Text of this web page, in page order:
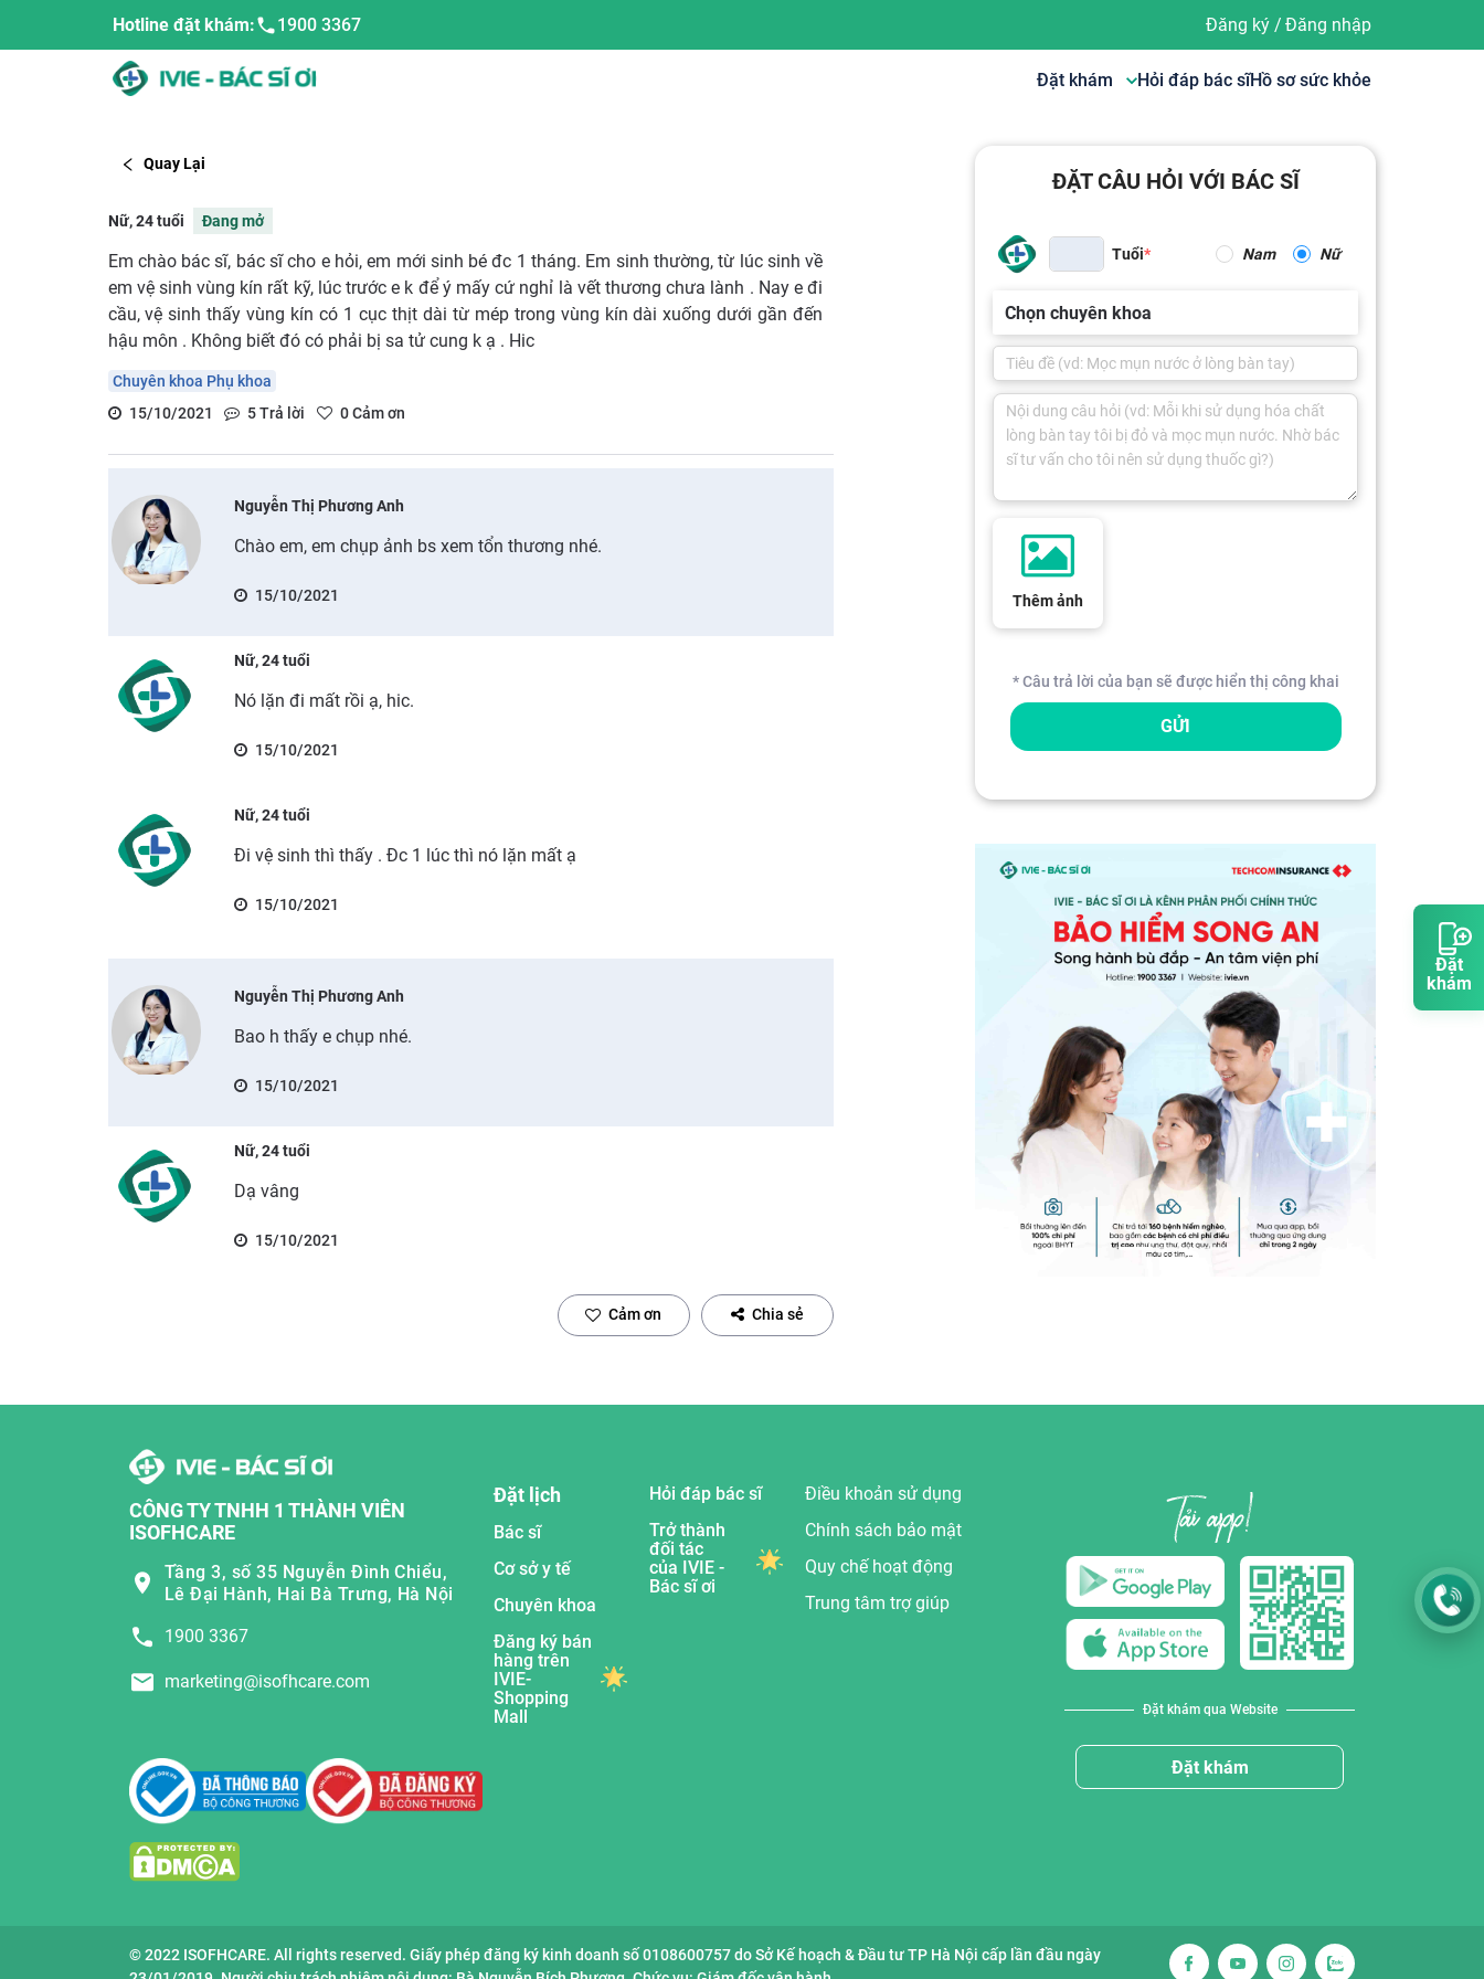
Đặt
khám
Hotline đặt khám: 1900 3367 Đăng ký/ Đăng nhập
Đặt khám Hỏi đáp bác sĩHồ sơ sức khỏe
Quay Lại
Nữ, 24 tuổi Đang mở
Em chào bác sĩ, bác sĩ cho e hỏi, em mới sinh bé đc 1 tháng. Em sinh thường, từ lúc sinh về
em vệ sinh vùng kín rất kỹ, lúc trước e k để ý mấy cứ nghỉ là vết thương chưa lành . Nay e đi
cầu, vệ sinh thấy vùng kín có 1 cục thịt dài từ mép trong vùng kín dài xuống dưới gần đến
hậu môn . Không biết đó có phải bị sa tử cung k ạ . Hic
Chuyên khoa Phụ khoa
15/10/2021
5Trả lời 0Cảm ơn
Nguyễn Thị Phương Anh
Chào em, em chụp ảnh bs xem tổn thương nhé.
15/10/2021
Nữ, 24 tuổi
Nó lặn đi mất rồi ạ, hic.
15/10/2021
Nữ, 24 tuổi
Đi vệ sinh thì thấy . Đc 1 lúc thì nó lặn mất ạ
15/10/2021
Nguyễn Thị Phương Anh
Bao h thấy e chụp nhé.
15/10/2021
Nữ, 24 tuổi
Dạ vâng
15/10/2021
Cảm ơn Chia sẻ
ĐẶT CÂU HỎI VỚI BÁC SĨ
Tuổi Nam Nữ
Chọn chuyên khoa
Thêm ảnh
* Câu trả lời của bạn sẽ được hiển thị công khai
GỬI
CÔNG TY TNHH 1 THÀNH VIÊN
ISOFHCARE
Tầng 3, số 35 Nguyễn Đình Chiểu,
Lê Đại Hành, Hai Bà Trưng, Hà Nội
1900 3367
marketing@isofhcare.com
Đặt lịch
Bác sĩ
Cơ sở y tế
Chuyên khoa
Đăng ký bán
hàng trên
IVIE-
Shopping
Mall
Hỏi đáp bác sĩ
Trở thành
đối tác
của IVIE -
Bác sĩ ơi
Điều khoản sử dụng
Chính sách bảo mật
Quy chế hoạt động
Trung tâm trợ giúp
Đặt khám qua Website
Đặt khám
© 2022 ISOFHCARE. All rights reserved. Giấy phép đăng ký kinh doanh số 0108600757 do Sở Kế hoạch & Đầu tư TP Hà Nội cấp lần đầu ngày